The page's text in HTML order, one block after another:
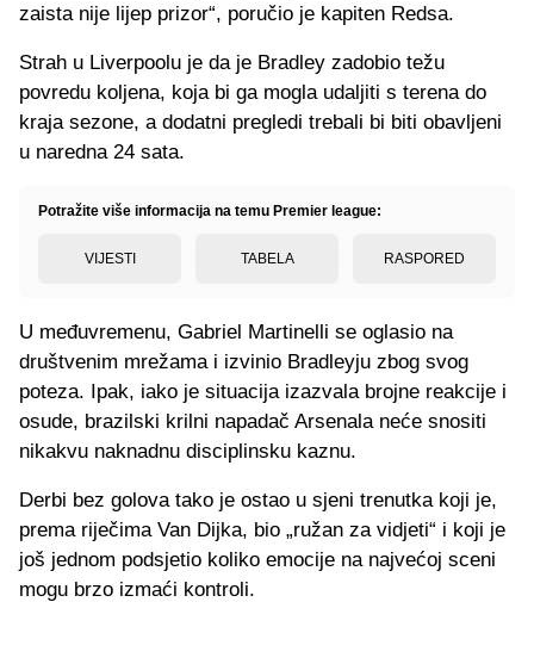
zaista nije lijep prizor“, poručio je kapiten Redsa.
Strah u Liverpoolu je da je Bradley zadobio težu
povredu koljena, koja bi ga mogla udaljiti s terena do
kraja sezone, a dodatni pregledi trebali bi biti obavljeni
u naredna 24 sata.
Potražite više informacija na temu Premier league:
VIJESTI TABELA RASPORED
U međuvremenu, Gabriel Martinelli se oglasio na
društvenim mrežama i izvinio Bradleyju zbog svog
poteza. Ipak, iako je situacija izazvala brojne reakcije i
osude, brazilski krilni napadač Arsenala neće snositi
nikakvu naknadnu disciplinsku kaznu.
Derbi bez golova tako je ostao u sjeni trenutka koji je,
prema riječima Van Dijka, bio „ružan za vidjeti“ i koji je
još jednom podsjetio koliko emocije na najvećoj sceni
mogu brzo izmaći kontroli.